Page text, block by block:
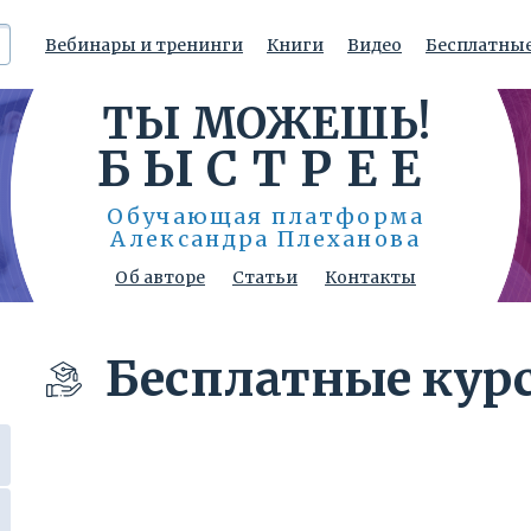
Вебинары и тренинги Книги Видео
ТЫ МОЖЕШЬ!
БЫСТРЕЕ
Обучающая платформа
Александра Плеханова
Об авторе Статьи Контакты
Бесплатные
Регистрация на
мероприятие
Укажите Ваш e-mail
и мы вовремя напомним о событии:
Согласен на обработку персональных
данных